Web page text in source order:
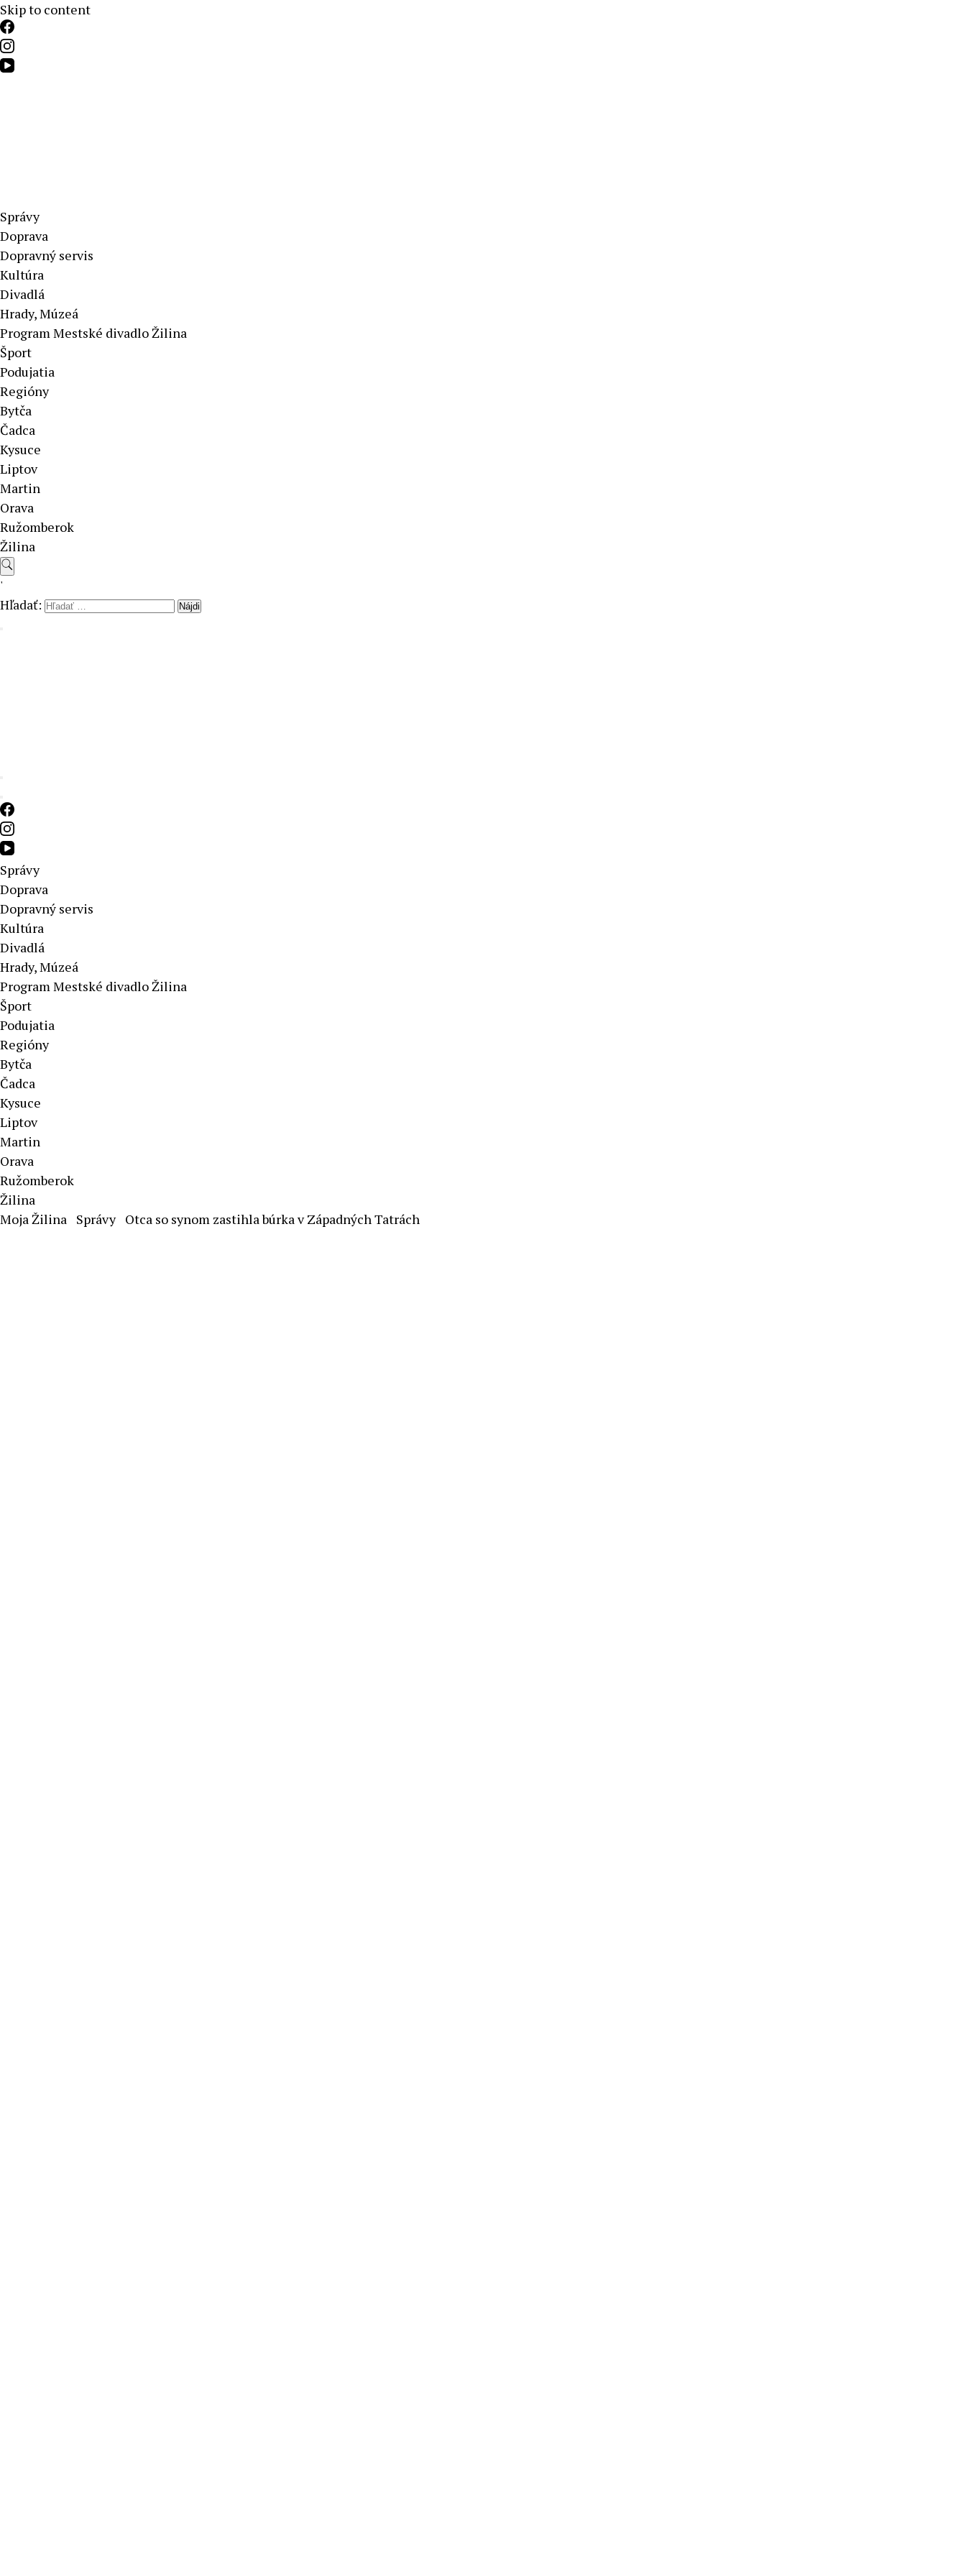
Skip to content
Aktuálne správy – severné Slovensko
Správy
Doprava
Dopravný servis
Kultúra
Divadlá
Hrady, Múzeá
Program Mestské divadlo Žilina
Šport
Podujatia
Regióny
Bytča
Čadca
Kysuce
Liptov
Martin
Orava
Ružomberok
Žilina
'
Hľadať:
Správy
Doprava
Dopravný servis
Kultúra
Divadlá
Hrady, Múzeá
Program Mestské divadlo Žilina
Šport
Podujatia
Regióny
Bytča
Čadca
Kysuce
Liptov
Martin
Orava
Ružomberok
Žilina
Moja Žilina Správy Otca so synom zastihla búrka v Západných Tatrách